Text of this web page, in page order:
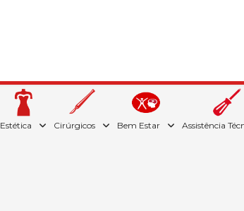
Estética Cirúrgicos Bem Estar Assistência